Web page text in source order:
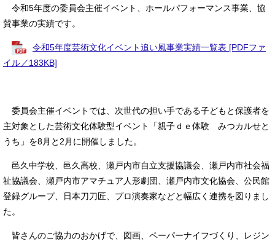
令和5年度の委員会主催イベント、ホールパフォーマンス事業、協
賛事業の実績です。
令和5年度芸術文化イベント追い風事業実績一覧表 [PDFファ
イル／183KB]
委員会主催イベントでは、次世代の担い手である子どもと保護者を
主対象とした芸術文化体験型イベント「親子ｄｅ体験 みつカルせと
うち」を8月と2月に開催しました。
邑久中学校、邑久高校、瀬戸内市自立支援協議会、瀬戸内市社会福
祉協議会、瀬戸内市アマチュア人形劇団、瀬戸内市文化協会、公民館
登録グループ、日本刀刀匠、プロ演奏家などと幅広く連携を図りまし
た。
皆さんのご協力のおかげで、図画、ペーパーナイフづくり、レジン